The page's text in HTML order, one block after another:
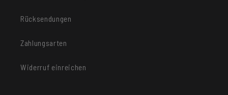
Rücksendungen
Zahlungsarten
Widerruf einreichen